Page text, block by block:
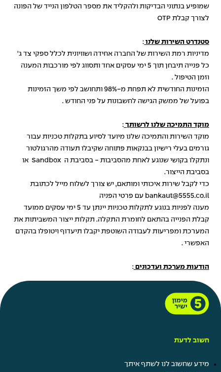
שמופיע בנתוני הבדיקות ולהקליד את מספר הטלפון הנייד של הפונה
לצורך קבלת OTP
סטנדרט השירות שלנו :
מדיניות רמת השירות של החברה אחידה ושוויונית לכלל ספקי צד ג'
כל פנייה תיבחן תוך 5 ימי עסקים אחד ותסווג לפי מורכבות המענה
וזמן הטיפול .
הזמינות החודשית לא תפחת מ-98% ותחושב לפי משך הזמינות
בפועל של ממשק הגישה לחשבונות על פני החודש .
מוקד התמיכה שלנו לרשותך :
מוקד השירות והתמיכה שלנו מיועד לסיוע בתקלות טכניות עבור
גורמים בעלי רישיון בבנקאות פתוחה שקיבלו תעודה מהרגולטור
ונתקלו בקושי שנוגע לאחת מהסביבות - בסביבת ה Sandbox או
בסביבת הייצור.
כדי לקבל שירות איכותי ומותאם, יש צורך לשלוח מייל לכתובת
bankaut@5555.co.il עם פרטי הפניה
מענה לפניות בנוגע לתקלות טכניות יינתן עד 5 ימי עסקים ממועד
קבלת הפנייה בהתאם לחומרת התקלה. תקלות ייצור המשביתות את
המערכת ומפריעות לעבודה השוטפת יקבלו תיעדוף ויטופלו בהקדם
האפשרי .
הודעות מערכת ועדכונים :
חשוב לדעת
מידע שחשוב לנו לשתף איתך